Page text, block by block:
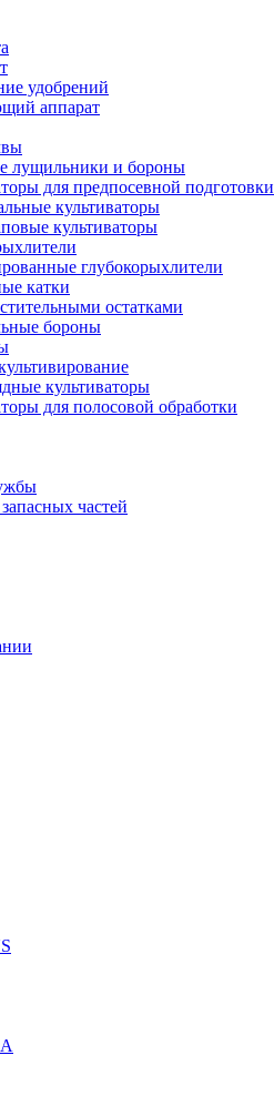
удобрений
аппарат
лущильники и бороны
для предпосевной подготовки
культиваторы
культиваторы
глубокорыхлители
катки
остатками
бороны
культиваторы
для полосовой обработки
частей